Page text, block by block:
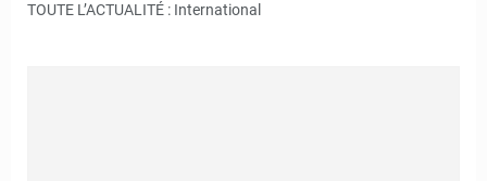
TOUTE L’ACTUALITÉ : International